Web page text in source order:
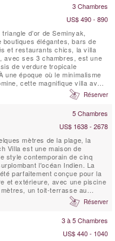
à Bali pour les groupes ou
3 Chambres
US$ 490 - 890
d’or de Seminyak,
boutiques élégantes, bars de
et restaurants chics, la villa
avec ses 3 chambres, est une
de verdure tropicale
une époque où le minimalisme
cette magnifique villa avec
hommage aux traditions
célébrant avec élégance la
Réserver
5 Chambres
US$ 1638 - 2678
mètres de la plage, la
Villa est une maison de
style contemporain de cinq
l'océan Indien. La
parfaitement conçue pour la
et extérieure, avec une piscine
un toit-terrasse au
soleil et des espaces de vie et
climatisés et semi-
de l'océan et de se baigner sous
Réserver
3 à 5 Chambres
US$ 440 - 1040